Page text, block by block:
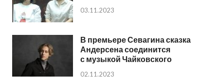
03.11.2023
В премьере Севагина сказка
Андерсена соединится
с музыкой Чайковского
02.11.2023